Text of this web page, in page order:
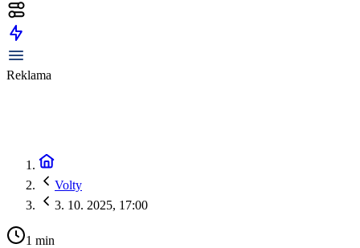
Reklama
Volty
3. 10. 2025, 17:00
1 min